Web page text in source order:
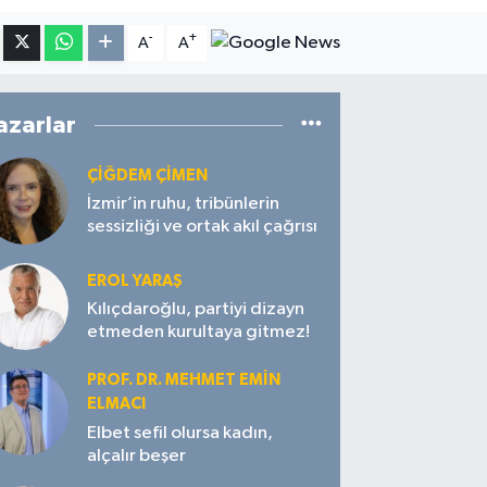
A- A+
ÇIĞDEM ÇIMEN
İzmir’in ruhu, tribünlerin
sessizliği ve ortak akıl çağrısı
EROL YARAŞ
Kılıçdaroğlu, partiyi dizayn
etmeden kurultaya gitmez!
PROF. DR. MEHMET EMIN
ELMACI
Elbet sefil olursa kadın,
alçalır beşer